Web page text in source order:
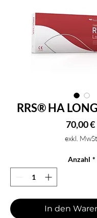
RRS® HA
70,00 €
exkl. MwSt.
Anzahl *
In den